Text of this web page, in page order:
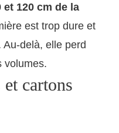
120 cm de la
est trop dure et
delà, elle perd
volumes.
cartons